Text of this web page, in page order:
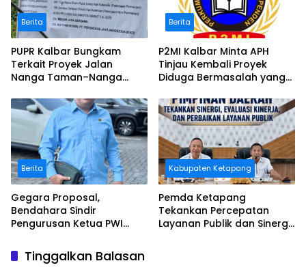
Berita
PUPR Kalbar Bungkam
Terkait Proyek Jalan
Nanga Taman–Nanga
Bermasalah
Berita
P2MI Kalbar Minta APH
Tinjau Kembali Proyek
Diduga Bermasalah yang
Berita
Gegara Proposal,
Bendahara Sindir
Pengurusan Ketua PWI
Kabupaten Ketapang
Pemda Ketapang
Tekankan Percepatan
Layanan Publik dan Sinergi
Tinggalkan Balasan